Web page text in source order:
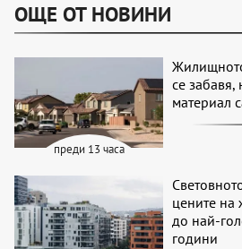
ОЩЕ ОТ НОВИНИ
преди 13 часа
се
материал
цените на
до най-
години